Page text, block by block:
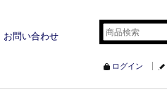
お問い合わせ
ログイン